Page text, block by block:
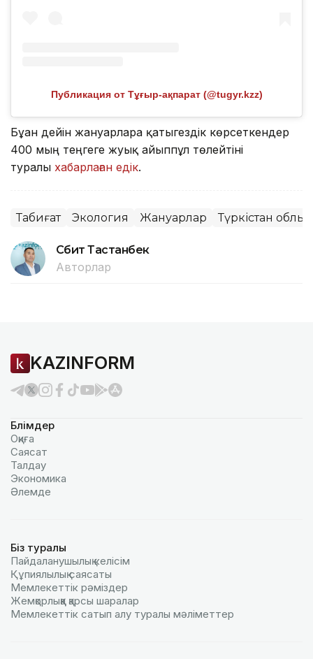
Публикация от Тұғыр-ақпарат (@tugyr.kzz)
Бұған дейін жануарларға қатыгездік көрсеткендер
400 мың теңгеге жуық айыппұл төлейтіні
туралы хабарлаған едік.
Табиғат Экология Жануарлар Түркістан
Сәбит Тастанбек
Авторлар
KAZINFORM
Бөлімдер
Оқиға
Саясат
Талдау
Экономика
Әлемде
Біз туралы
Пайдаланушылық келiciм
Құпиялылық саясаты
Мемлекеттік рәміздер
Жемқорлыққа қарсы шаралар
Мемлекеттік сатып алу туралы мәлiметтер